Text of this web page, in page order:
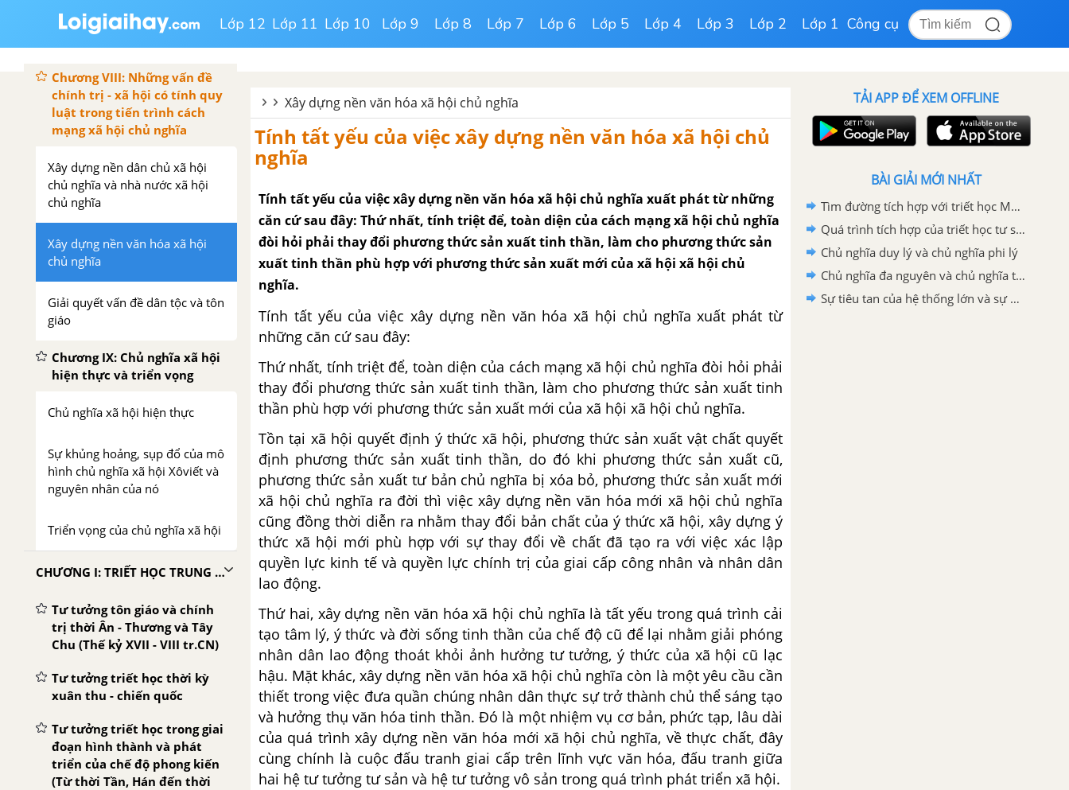
Lớp 12 Lớp 11 Lớp 10 Lớp 9 Lớp 8 Lớp 7 Lớp 6 Lớp 5 Lớp 4 Lớp 3 Lớp 2 Lớp 1 Công cụ
Hình thái kinh tế - xã hội cộng
Chương VIII: Những vấn đề
chính trị - xã hội có tính quy
luật trong tiến trình cách
mạng xã hội chủ nghĩa
Xây dựng nền dân chủ xã hội
chủ nghĩa và nhà nước xã hội
chủ nghĩa
Xây dựng nền văn hóa xã hội
chủ nghĩa
Giải quyết vấn đề dân tộc và tôn
giáo
Chương IX: Chủ nghĩa xã hội
hiện thực và triển vọng
Chủ nghĩa xã hội hiện thực
Sự khủng hoảng, sụp đổ của mô
hình chủ nghĩa xã hội Xôviết và
nguyên nhân của nó
Triển vọng của chủ nghĩa xã hội
CHƯƠNG I: TRIẾT HỌC TRUNG QUỐC CỔ ĐẠI - TRUNG ĐẠI
Tư tưởng tôn giáo và chính
trị thời Ân - Thương và Tây
Chu (Thế kỷ XVII - VIII tr.CN)
Tư tưởng triết học thời kỳ
xuân thu - chiến quốc
Tư tưởng triết học trong giai
đoạn hình thành và phát
triển của chế độ phong kiến
(Từ thời Tần, Hán đến thời
Xây dựng nền văn hóa xã hội chủ nghĩa
Tính tất yếu của việc xây dựng nền văn hóa xã hội chủ
nghĩa
Tính tất yếu của việc xây dựng nền văn hóa xã hội chủ nghĩa xuất phát từ những
căn cứ sau đây: Thứ nhất, tính triệt để, toàn diện của cách mạng xã hội chủ nghĩa
đòi hỏi phải thay đổi phương thức sản xuất tinh thần, làm cho phương thức sản
xuất tinh thần phù hợp với phương thức sản xuất mới của xã hội xã hội chủ
nghĩa.
Tính tất yếu của việc xây dựng nền văn hóa xã hội chủ nghĩa xuất phát từ
những căn cứ sau đây:
Thứ nhất, tính triệt để, toàn diện của cách mạng xã hội chủ nghĩa đòi hỏi phải
thay đổi phương thức sản xuất tinh thần, làm cho phương thức sản xuất tinh
thần phù hợp với phương thức sản xuất mới của xã hội xã hội chủ nghĩa.
Tồn tại xã hội quyết định ý thức xã hội, phương thức sản xuất vật chất quyết
định phương thức sản xuất tinh thần, do đó khi phương thức sản xuất cũ,
phương thức sản xuất tư bản chủ nghĩa bị xóa bỏ, phương thức sản xuất mới
xã hội chủ nghĩa ra đời thì việc xây dựng nền văn hóa mới xã hội chủ nghĩa
cũng đồng thời diễn ra nhằm thay đổi bản chất của ý thức xã hội, xây dựng ý
thức xã hội mới phù hợp với sự thay đổi về chất đã tạo ra với việc xác lập
quyền lực kinh tế và quyền lực chính trị của giai cấp công nhân và nhân dân
lao động.
Thứ hai, xây dựng nền văn hóa xã hội chủ nghĩa là tất yếu trong quá trình cải
tạo tâm lý, ý thức và đời sống tinh thần của chế độ cũ để lại nhằm giải phóng
nhân dân lao động thoát khỏi ảnh hưởng tư tưởng, ý thức của xã hội cũ lạc
hậu. Mặt khác, xây dựng nền văn hóa xã hội chủ nghĩa còn là một yêu cầu cần
thiết trong việc đưa quần chúng nhân dân thực sự trở thành chủ thể sáng tạo
và hưởng thụ văn hóa tinh thần. Đó là một nhiệm vụ cơ bản, phức tạp, lâu dài
của quá trình xây dựng nền văn hóa mới xã hội chủ nghĩa, về thực chất, đây
cùng chính là cuộc đấu tranh giai cấp trên lĩnh vực văn hóa, đấu tranh giữa
hai hệ tư tưởng tư sản và hệ tư tưởng vô sản trong quá trình phát triển xã hội.
TẢI APP ĐỂ XEM OFFLINE
BÀI GIẢI MỚI NHẤT
Tìm đường tích hợp với triết học Mác - Lênin
Quá trình tích hợp của triết học tư sản hiện đại
Chủ nghĩa duy lý và chủ nghĩa phi lý
Chủ nghĩa đa nguyên và chủ nghĩa tương đối tuyệt đối
Sự tiêu tan của hệ thống lớn và sự phân mảnh của chủ đề